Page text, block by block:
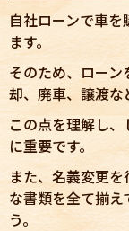
自社ローンで車
ます。
そのため、ロー
却、廃車、譲渡な
この点を理解し
に重要です。
また、名義変更
な書類を全て揃
う。